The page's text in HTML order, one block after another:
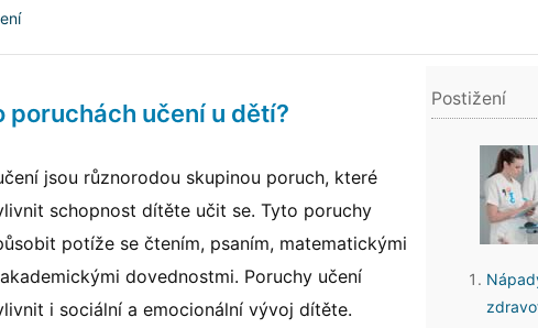
učení u dětí?
jsou různorodou skupinou poruch, které
schopnost dítěte učit se. Tyto poruchy
potíže se čtením, psaním, matematickými
dovednostmi. Poruchy učení
i sociální a emocionální vývoj dítěte.
Postižení